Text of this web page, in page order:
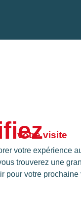
votre visite
votre expérience
trouverez une
pour votre prochaine